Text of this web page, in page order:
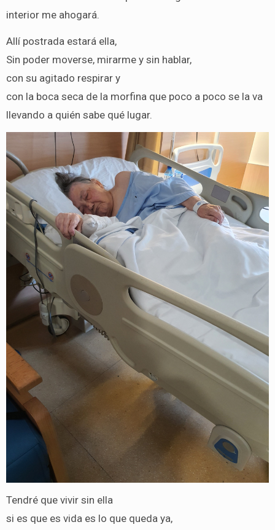
interior me ahogará.
Allí postrada estará ella,
Sin poder moverse, mirarme y sin hablar,
con su agitado respirar y
con la boca seca de la morfina que poco a poco se la va
llevando a quién sabe qué lugar.
Tendré que vivir sin ella
si es que es vida es lo que queda ya,